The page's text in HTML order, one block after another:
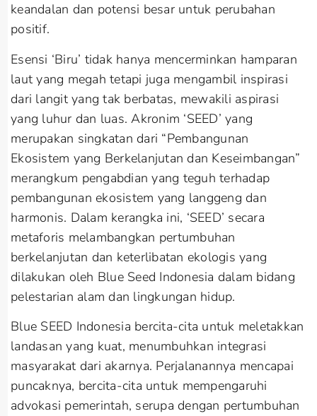
keandalan dan potensi besar untuk perubahan
positif.
Esensi ‘Biru’ tidak hanya mencerminkan hamparan
laut yang megah tetapi juga mengambil inspirasi
dari langit yang tak berbatas, mewakili aspirasi
yang luhur dan luas. Akronim ‘SEED’ yang
merupakan singkatan dari “Pembangunan
Ekosistem yang Berkelanjutan dan Keseimbangan”
merangkum pengabdian yang teguh terhadap
pembangunan ekosistem yang langgeng dan
harmonis. Dalam kerangka ini, ‘SEED’ secara
metaforis melambangkan pertumbuhan
berkelanjutan dan keterlibatan ekologis yang
dilakukan oleh Blue Seed Indonesia dalam bidang
pelestarian alam dan lingkungan hidup.
Blue SEED Indonesia bercita-cita untuk meletakkan
landasan yang kuat, menumbuhkan integrasi
masyarakat dari akarnya. Perjalanannya mencapai
puncaknya, bercita-cita untuk mempengaruhi
advokasi pemerintah, serupa dengan pertumbuhan